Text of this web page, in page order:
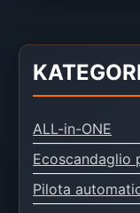
ALL-in-ONE
Ecoscandaglio
Pilota